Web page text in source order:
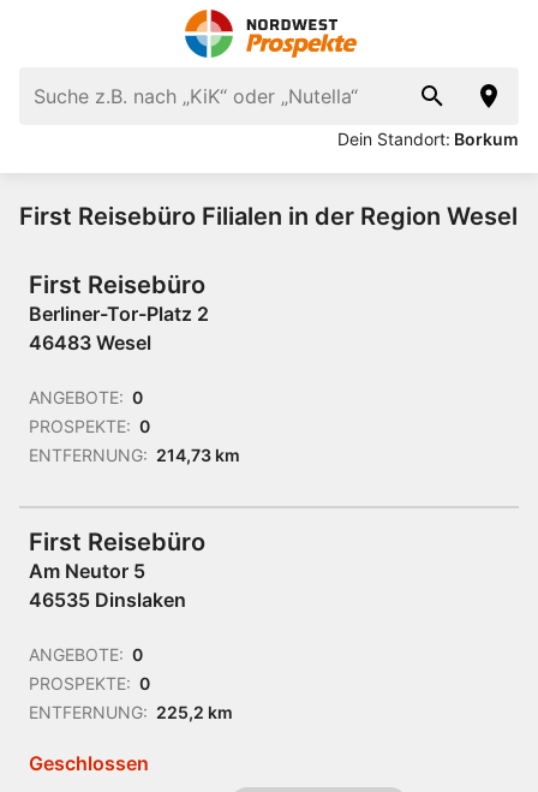
Dein Standort: Borkum
First Reisebüro Filialen in der Region Wesel
First Reisebüro
Berliner-Tor-Platz 2
46483 Wesel
ANGEBOTE: 0
PROSPEKTE: 0
ENTFERNUNG: 214,73 km
First Reisebüro
Am Neutor 5
46535 Dinslaken
ANGEBOTE: 0
PROSPEKTE: 0
ENTFERNUNG: 225,2 km
Geschlossen